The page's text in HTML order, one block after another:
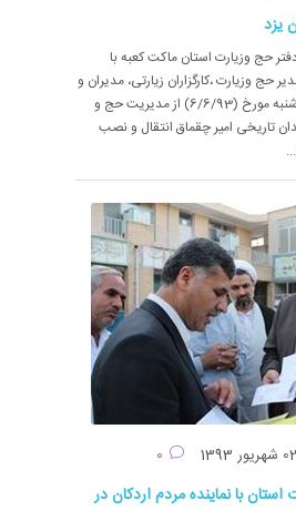
یزد
حج وزیارت استان ماکت کعبه با
وزیارت ،کارگزاران زیارتی، مدیران و
عوامل حج 93 عصر پنج شنبه مورخ (6/6/93) از مدیریت حج و
تاریخی امیر چقماق انتقال و نصب
با نماینده مردم اردکان در